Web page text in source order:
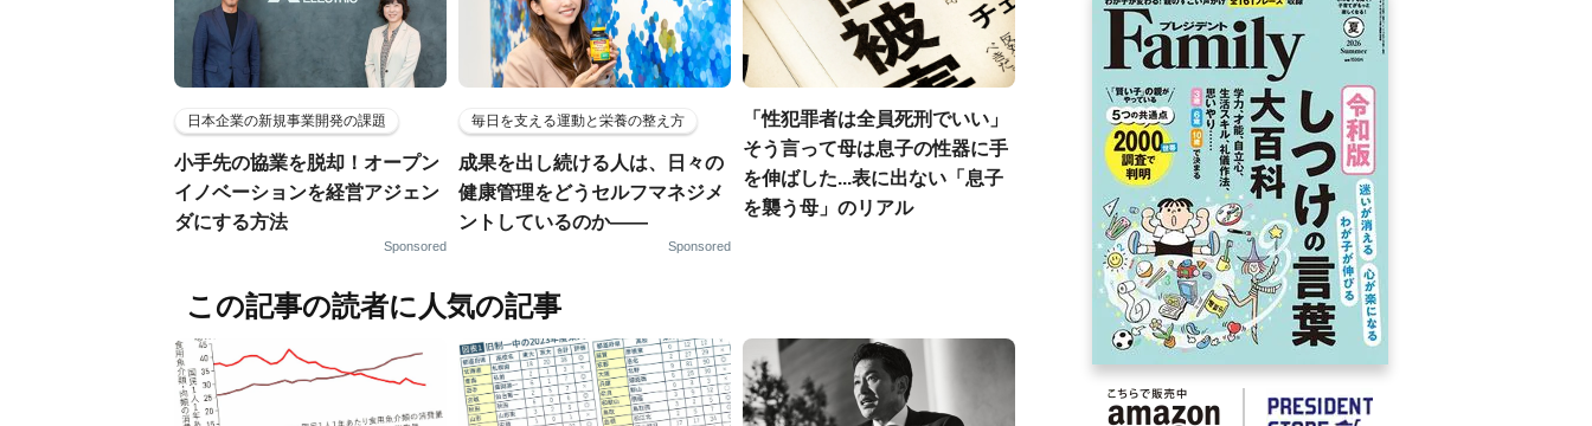
日本企業の新規事業開発の課題
小手先の協業を脱却！オープン
イノベーションを経営アジェン
ダにする方法
Sponsored
毎日を支える運動と栄養の整え方
成果を出し続ける人は、日々の
健康管理をどうセルフマネジメ
ントしているのか——
Sponsored
「性犯罪者は全員死刑でいい」
そう言って母は息子の性器に手
を伸ばした...表に出ない「息子
を襲う母」のリアル
この記事の読者に人気の記事